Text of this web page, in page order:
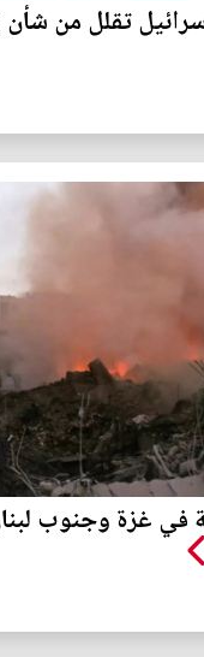
تقلل من شأن
في غزة وجنوب